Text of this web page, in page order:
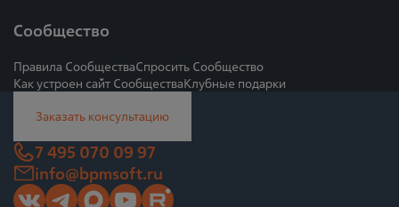
Сообщество
Правила СообществаСпросить Сообщество
Как устроен сайт СообществаКлубные подарки
Заказать консультацию
7 495 070 09 97
info@bpmsoft.ru